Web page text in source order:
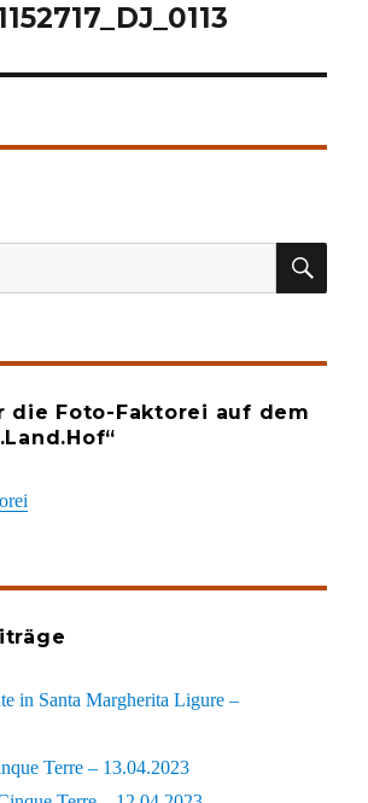
die Foto-Faktorei auf dem
in Santa Margherita Ligure –
Terre – 13.04.2023